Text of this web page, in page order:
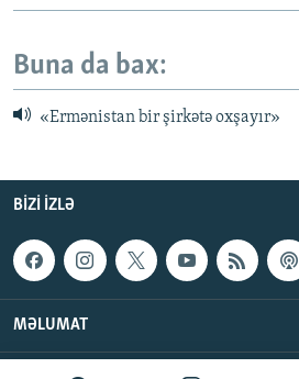
Buna da bax:
«Ermənistan bir şirkətə oxşayır»
BIZI IZLƏ
MƏLUMAT